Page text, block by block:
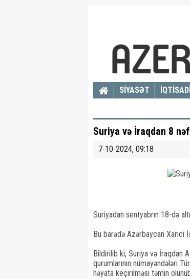
SİYASƏT
Suriya və İraqdan 8
7-10-2024, 09:18
Suriyadan sentyabrın 18-də
Bu barədə Azərbaycan Xarici
Bildirilib ki, Suriya və İraqdan
qurumlarının nümayəndələri
həyata keçirilməsi təmin